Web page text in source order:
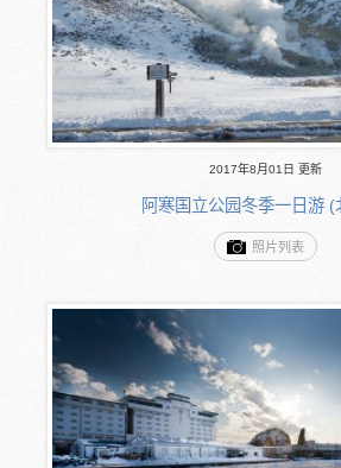
2017年8月01日 更新
阿寒国立公园冬季一日游 (
照片列表